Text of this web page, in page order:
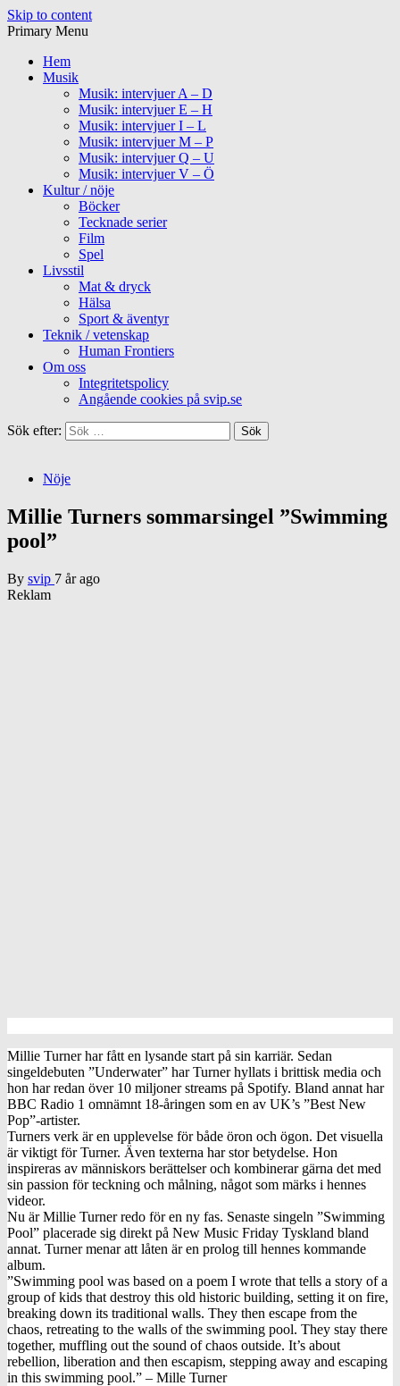
Skip to content
Primary Menu
Hem
Musik
Musik: intervjuer A – D
Musik: intervjuer E – H
Musik: intervjuer I – L
Musik: intervjuer M – P
Musik: intervjuer Q – U
Musik: intervjuer V – Ö
Kultur / nöje
Böcker
Tecknade serier
Film
Spel
Livsstil
Mat & dryck
Hälsa
Sport & äventyr
Teknik / vetenskap
Human Frontiers
Om oss
Integritetspolicy
Angående cookies på svip.se
Sök efter:
Nöje
Millie Turners sommarsingel ”Swimming
pool”
By svip 7 år ago
Reklam
Millie Turner har fått en lysande start på sin karriär. Sedan
singeldebuten ”Underwater” har Turner hyllats i brittisk media och
hon har redan över 10 miljoner streams på Spotify. Bland annat har
BBC Radio 1 omnämnt 18-åringen som en av UK’s ”Best New
Pop”-artister.
Turners verk är en upplevelse för både öron och ögon. Det visuella
är viktigt för Turner. Även texterna har stor betydelse. Hon
inspireras av människors berättelser och kombinerar gärna det med
sin passion för teckning och målning, något som märks i hennes
videor.
Nu är Millie Turner redo för en ny fas. Senaste singeln ”Swimming
Pool” placerade sig direkt på New Music Friday Tyskland bland
annat. Turner menar att låten är en prolog till hennes kommande
album.
”Swimming pool was based on a poem I wrote that tells a story of a
group of kids that destroy this old historic building, setting it on fire,
breaking down its traditional walls. They then escape from the
chaos, retreating to the walls of the swimming pool. They stay there
together, muffling out the sound of chaos outside. It’s about
rebellion, liberation and then escapism, stepping away and escaping
in this swimming pool.” – Mille Turner